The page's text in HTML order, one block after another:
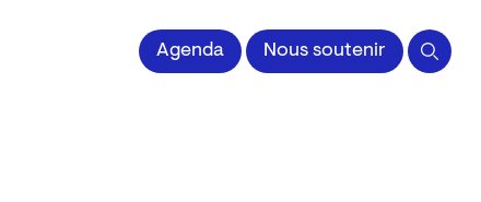
impriméeAgenda Nous soutenir